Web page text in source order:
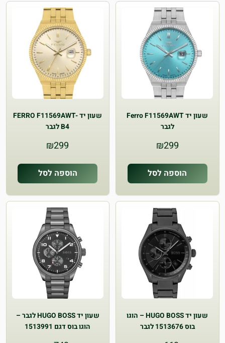
שעון יד Ferro F11569AWT
לגבר
₪299
הוספה לסל
שעון יד FERRO F11569AWT-
B4 לגבר
₪299
הוספה לסל
שעון יד HUGO BOSS – הוגו
בוס 1513676 לגבר
שעון יד HUGO BOSS לגבר –
הוגו בוס דגם 1513991